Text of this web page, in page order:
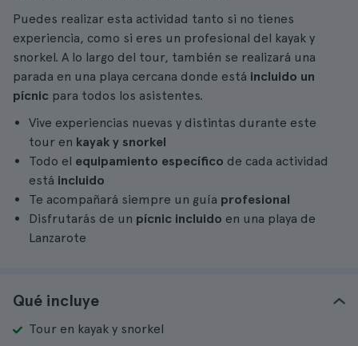
Puedes realizar esta actividad tanto si no tienes
experiencia, como si eres un profesional del kayak y
snorkel. A lo largo del tour, también se realizará una
parada en una playa cercana donde está incluido un
pícnic para todos los asistentes.
Vive experiencias nuevas y distintas durante este
tour en kayak y snorkel
Todo el equipamiento específico de cada actividad
está incluido
Te acompañará siempre un guía profesional
Disfrutarás de un pícnic incluido en una playa de
Lanzarote
Qué incluye
Tour en kayak y snorkel